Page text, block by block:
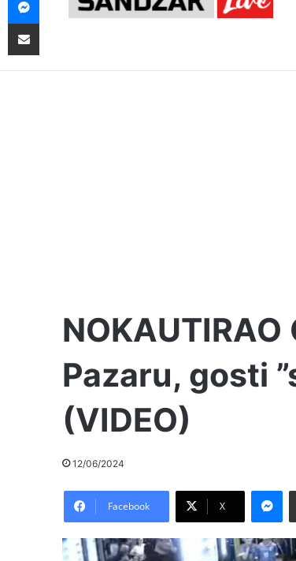
NOKAUTIRAO
Pazaru, gosti
(VIDEO)
12/06/2024
Facebook X
Pošalji preko E-Maila